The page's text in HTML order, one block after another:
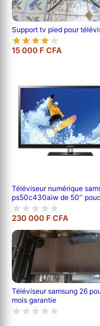
Support tv pied pour
15 000 F CFA
Téléviseur numérique
ps50c430aiw de 50''
;120cm de longueur ,full hd
-garantie 6 mois
230 000 F CFA
Téléviseur samsung 26
mois garantie